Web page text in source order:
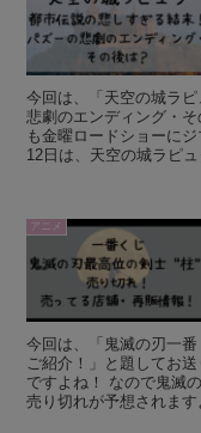
今回は、「天空の城ラ
悲劇のエンディング・
も金曜ロードショーに
12日は、天空の城ラピュ
アニメ
今回は、「鬼滅の刃一
ご紹介！」と題してお
ですよね！ なので鬼滅
売り切れが予想されま